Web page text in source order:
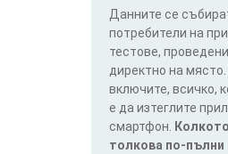
Данните се
потребители на
тестове,
директно на
включите, всичко,
е да изтеглите
смартфон.
толкова по-